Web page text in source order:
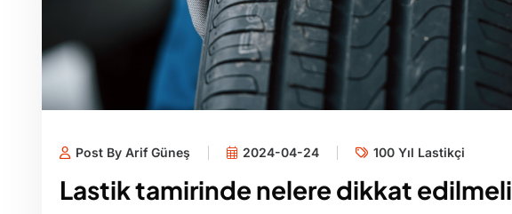
Post By Arif Güneş 2024-04-24 100 Yıl Lastikçi
Lastik tamirinde nelere dikkat edilmeli